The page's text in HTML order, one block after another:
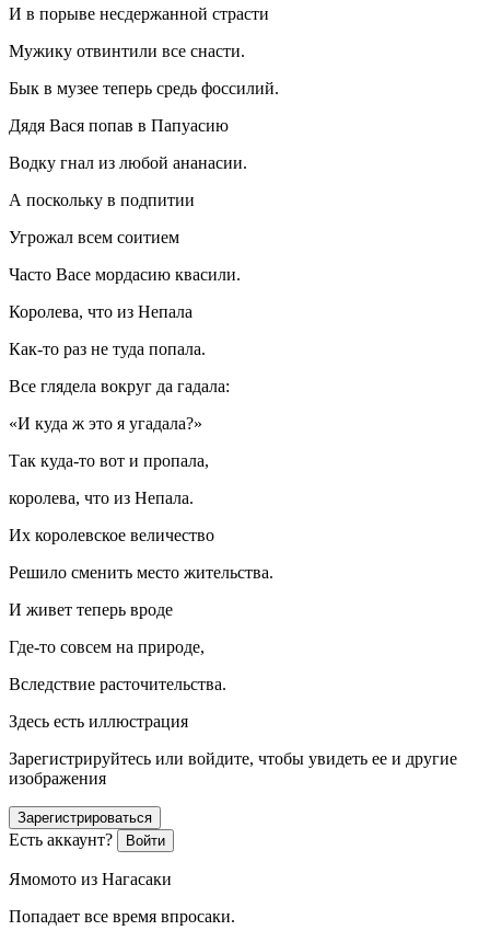
И в порыве несдержанной страсти
Мужику отвинтили все снасти.
Бык в музее теперь средь фоссилий.
Дядя Вася попав в Папуасию
Водку гнал из любой ананасии.
А поскольку в подпитии
Угрожал всем соитием
Часто Васе мордасию квасили.
Королева, что из Непала
Как-то раз не туда попала.
Все глядела вокруг да гадала:
«И куда ж это я угадала?»
Так куда-то вот и пропала,
королева, что из Непала.
Их королевское величество
Решило сменить место жительства.
И живет теперь вроде
Где-то совсем на природе,
Вследствие расточительства.
Здесь есть иллюстрация
Зарегистрируйтесь или войдите, чтобы увидеть ее и другие
изображения
Зарегистрироваться
Есть аккаунт? Войти
Ямомото из Нагасаки
Попадает все время впросаки.